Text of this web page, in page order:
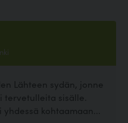
Lähteen sydän, jonne
tervetulleita sisälle.
kohtaamaan...